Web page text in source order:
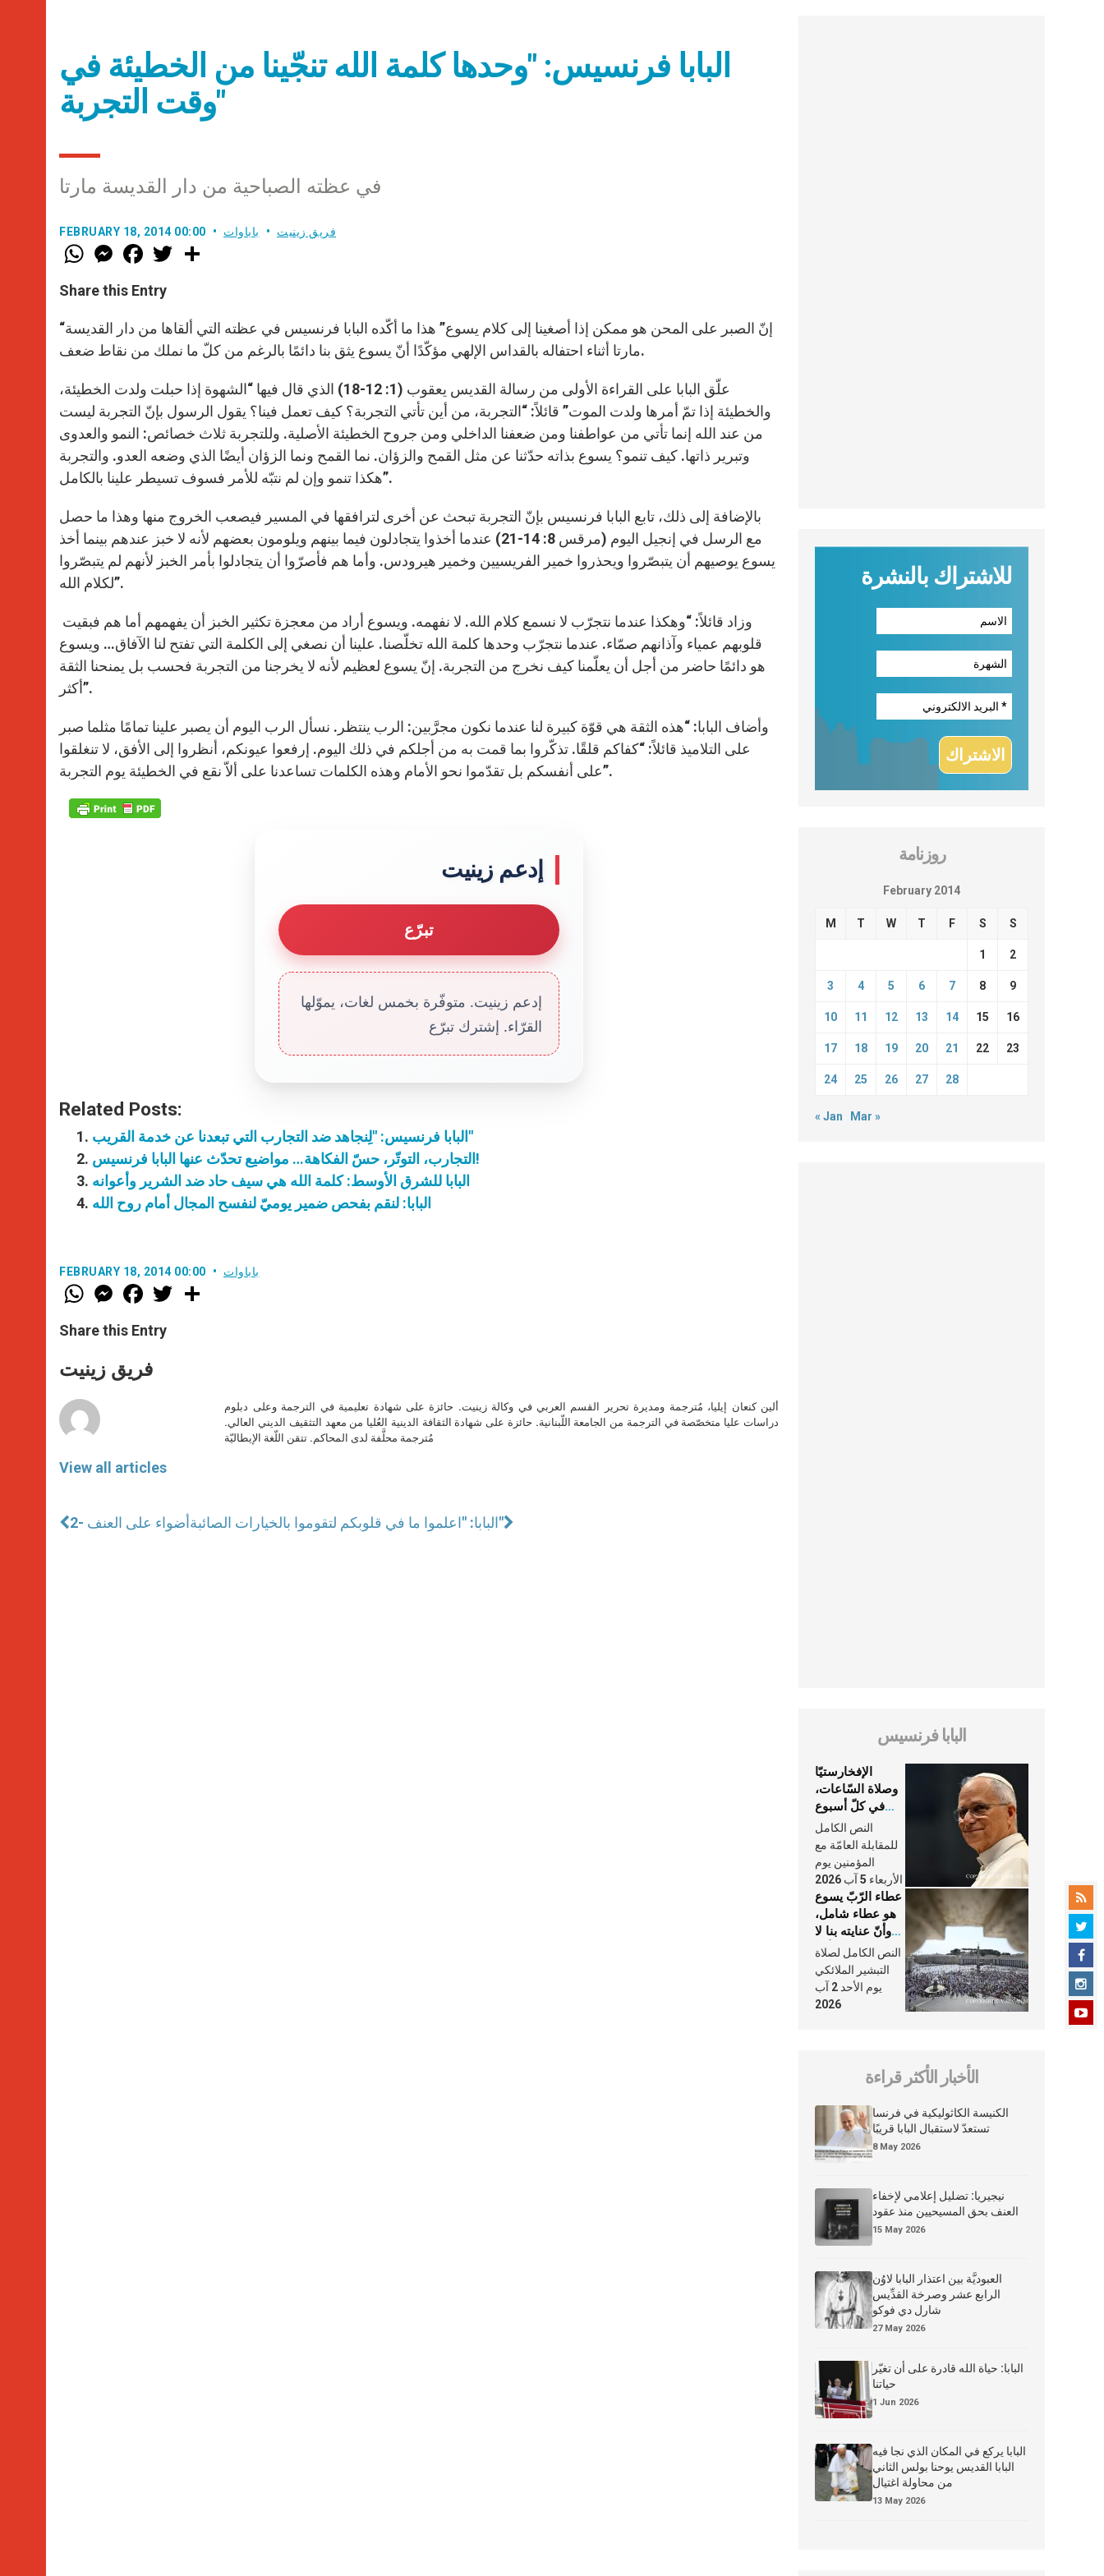
البابا فرنسيس: "وحدها كلمة الله تنجّينا من الخطيئة في
وقت التجربة"
في عظته الصباحية من دار القديسة مارتا
FEBRUARY 18, 2014 00:00 فريق زينيت باباوات
W
h
t
s
p
p
M
e
s
e
g
e
r
F
a
e
b
o
k
w
r
Share this Entry
“إنّ الصبر على المحن هو ممكن إذا أصغينا إلى كلام يسوع” هذا ما أكّده البابا فرنسيس في عظته التي ألقاها من دار القديسة
مارتا أثناء احتفاله بالقداس الإلهي مؤكّدًا أنّ يسوع يثق بنا دائمًا بالرغم من كلّ ما نملك من نقاط ضعف.
علّق البابا على القراءة الأولى من رسالة القديس يعقوب (1: 12-18) الذي قال فيها “الشهوة إذا حبلت ولدت الخطيئة،
والخطيئة إذا تمّ أمرها ولدت الموت” قائلاً: “التجربة، من أين تأتي التجربة؟ كيف تعمل فينا؟ يقول الرسول بإنّ التجربة ليست
من عند الله إنما تأتي من عواطفنا ومن ضعفنا الداخلي ومن جروح الخطيئة الأصلية. وللتجربة ثلاث خصائص: النمو والعدوى
وتبرير ذاتها. كيف تنمو؟ يسوع بذاته حدّثنا عن مثل القمح والزؤان. نما القمح ونما الزؤان أيضًا الذي وضعه العدو. والتجربة
هكذا تنمو وإن لم نتبّه للأمر فسوف تسيطر علينا بالكامل”.
بالإضافة إلى ذلك، تابع البابا فرنسيس بإنّ التجربة تبحث عن أخرى لترافقها في المسير فيصعب الخروج منها وهذا ما حصل
مع الرسل في إنجيل اليوم (مرقس 8: 14-21) عندما أخذوا يتجادلون فيما بينهم ويلومون بعضهم لأنه لا خبز عندهم بينما أخذ
يسوع يوصيهم أن يتبصّروا ويحذروا خمير الفريسيين وخمير هيرودس. وأما هم فأصرّوا أن يتجادلوا بأمر الخبز لأنهم لم يتبصّروا
لكلام الله”.
قلوبهم عمياء وآذانهم صمّاء. عندما نتجرّب وحدها كلمة الله تخلّصنا. علينا أن نصغي إلى الكلمة التي تفتح لنا الآفاق… ويسوع
هو دائمًا حاضر من أجل أن يعلّمنا كيف نخرج من التجربة. إنّ يسوع لعظيم لأنه لا يخرجنا من التجربة فحسب بل يمنحنا الثقة
أكثر”.
وأضاف البابا: “هذه الثقة هي قوّة كبيرة لنا عندما نكون مجرَّبين: الرب ينتظر. نسأل الرب اليوم أن يصبر علينا تمامًا مثلما صبر
على التلاميذ قائلاً: “كفاكم قلقًا. تذكّروا بما قمت به من أجلكم في ذلك اليوم. إرفعوا عيونكم، أنظروا إلى الأفق، لا تنغلقوا
على أنفسكم بل تقدّموا نحو الأمام وهذه الكلمات تساعدنا على ألاّ نقع في الخطيئة يوم التجربة”.
إدعم زينيت
تبرّع
إدعم زينيت. متوفّرة بخمس لغات، يموّلها
القرّاء. إشترك تبرّع
Related Posts:
البابا فرنسيس: "لِنجاهد ضد التجارب التي تبعدنا عن خدمة القريب"
التجارب، التوتّر، حسّ الفكاهة… مواضيع تحدّث عنها البابا فرنسيس!
البابا للشرق الأوسط: كلمة الله هي سيف حاد ضد الشرير وأعوانه
البابا: لنقم بفحص ضمير يوميّ لنفسح المجال أمام روح الله
FEBRUARY 18, 2014 00:00 باباوات
W
h
t
s
p
p
M
e
s
e
g
e
F
a
e
b
o
k
w
Share this Entry
فريق زينيت
View all articles
ألين كنعان إيليا، مُترجمة ومديرة تحرير القسم العربي في وكالة زينيت. حائزة على شهادة تعليمية في الترجمة وعلى دبلوم
دراسات عليا متخصّصة في الترجمة من الجامعة اللّبنانية. حائزة على شهادة الثقافة الدينية العُليا من معهد التثقيف الديني العالي.
مُترجمة محلَّفة لدى المحاكم. تتقن اللّغة الإيطاليّة
2- أضواء على العنف البابا: "اعلموا ما في قلوبكم لتقوموا بالخيارات الصائبة"
للاشتراك بالنشرة
روزنامة
February 2014
M T W T F S S
1 2
3 4 5 6 7 8 9
10 11 12 13 14 15 16
17 18 19 20 21 22 23
24 25 26 27 28
« Jan Mar »
البابا فرنسيس
الإفخارستيّا
وصلاة السّاعات،
في كلّ أسبوع
وكلّ يوم، هما
النَّفَس في حياة
الكنيسة
النص الكامل
للمقابلة العامّة مع
المؤمنين يوم
الأربعاء 5 آب 2026
عطاء الرّبّ يسوع
هو عطاء شامل،
وأنّ عنايته بنا لا
تغيب عنّا أبدًا
النص الكامل لصلاة
التبشير الملائكي
يوم الأحد 2 آب
2026
الأخبار الأكثر قراءة
الكنيسة الكاثوليكية في فرنسا
تستعدّ لاستقبال البابا قريبًا
8 May 2026
نيجيريا: تضليل إعلامي لإخفاء
العنف بحق المسيحيين منذ عقود
15 May 2026
العبوديَّة بين اعتذار البابا لاوُن
الرابع عشر وصرخة القدِّيس
شارل دي فوكو
27 May 2026
البابا: حياة الله قادرة على أن تغيّر
حياتنا
1 Jun 2026
البابا يركع في المكان الذي نجا فيه
البابا القديس يوحنا بولس الثاني
من محاولة اغتيال
13 May 2026